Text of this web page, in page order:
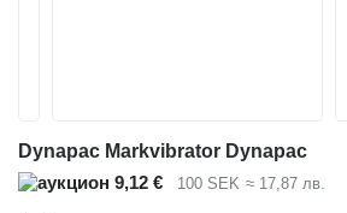
Dynapac Markvibrator Dynapac
9,12 €
100 SEK ≈ 17,87 лв.